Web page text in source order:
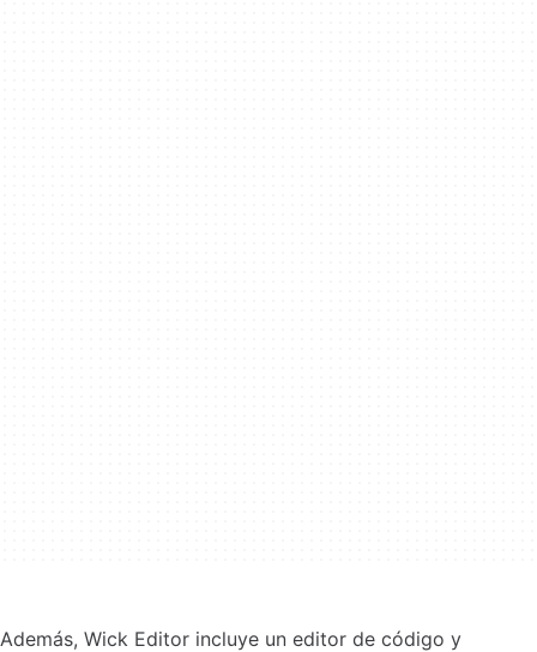
Además, Wick Editor incluye un editor de código y